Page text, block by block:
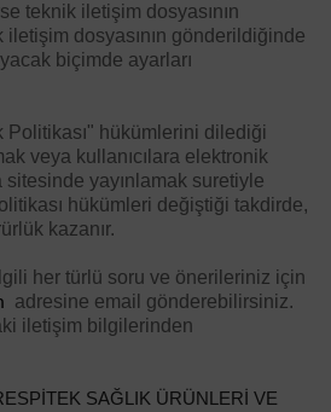
teknik iletişim dosyasının
dosyasının gönderildiğinde
biçimde ayarları
Politikası" hükümlerini dilediği
veya kullanıcılara elektronik
yayınlamak suretiyle
hükümleri değiştiği takdirde,
kazanır.
her türlü soru ve önerileriniz için
adresine email gönderebilirsiniz.
iletişim bilgilerinden
SAĞLIK ÜRÜNLERİ VE